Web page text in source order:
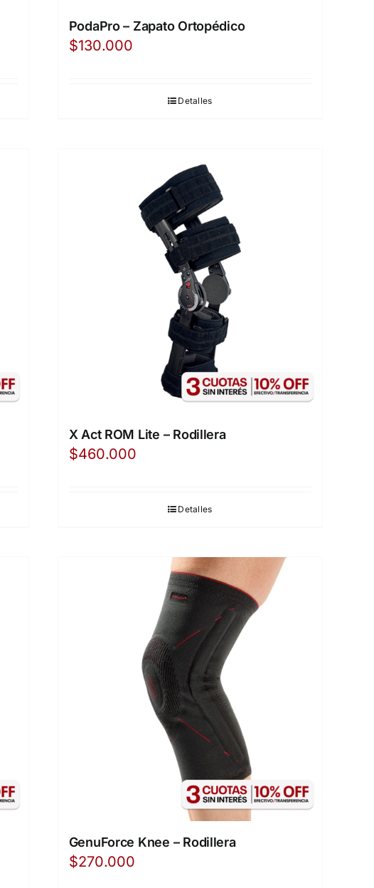
PodaPro – Zapato Ortopédico
$130.000
Detalles
X Act ROM Lite – Rodillera
$460.000
Detalles
GenuForce Knee – Rodillera
$270.000